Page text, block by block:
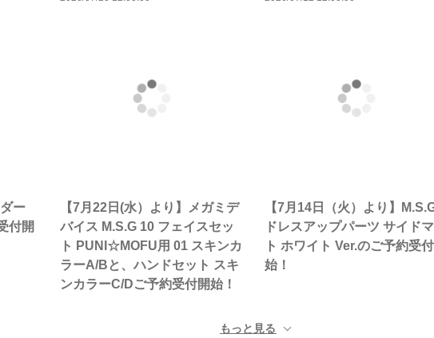
ー
付開
【7月22日(水）より】メガミデ
バイス M.S.G 10 フェイスセッ
ト PUNI☆MOFU用 01 スキンカ
ラーA/Bと、ハンドセット スキ
ンカラーC/Dご予約受付開始！
【7月14日（火）より】
ドレスアップパーツ サイド
ト ホワイト Ver.のご予約受
始！
もっと見る ▼